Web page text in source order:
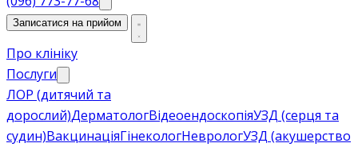
Записатися на прийом
Про клініку
Послуги
ЛОР (дитячий та
дорослий)ДерматологВідеоендоскопіяУЗД (серця та
судин)ВакцинаціяГінекологНеврологУЗД (акушерство